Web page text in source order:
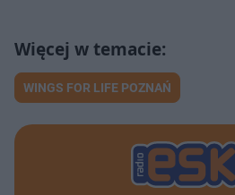
WINGS FOR LIFE POZNAŃ